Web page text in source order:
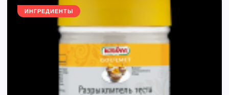
ИНГРЕДИЕНТЫ